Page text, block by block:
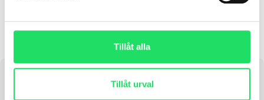
Tillåt alla
Tillåt urval